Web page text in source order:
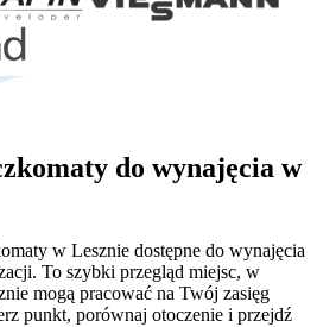
do wynajęcia w
w Lesznie dostępne do wynajęcia
To szybki przegląd miejsc, w
mogą pracować na Twój zasięg
punkt, porównaj otoczenie i przejdź